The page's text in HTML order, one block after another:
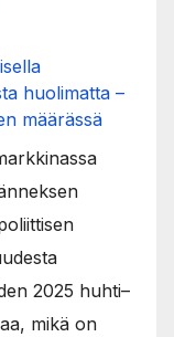
huolimatta –
määrässä
2025 huhti–
mikä on